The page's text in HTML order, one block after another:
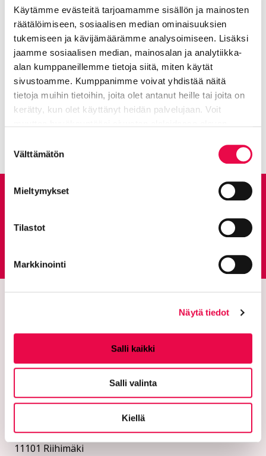
Käytämme evästeitä tarjoamamme sisällön ja mainosten
räätälöimiseen, sosiaalisen median ominaisuuksien
tukemiseen ja kävijämäärämme analysoimiseen. Lisäksi
jaamme sosiaalisen median, mainosalan ja analytiikka-
alan kumppaneillemme tietoja siitä, miten käytät
sivustoamme. Kumppanimme voivat yhdistää näitä
tietoja muihin tietoihin, joita olet antanut heille tai joita on
kerätty, kun olet käyttänyt heidän palvelujaan. Voit
valinta
Välttämätön
Mieltymykset
Tilastot
Markkinointi
Näytä tiedot
Salli kaikki
Salli valinta
Kiellä
Mer om ämnet: Zonindelning
Nuvarande sida
Den byggda miljön
Klicka för att komma åt menyn
Går till en extern sida
Staden Riihimäki
Box 125 (Eteläinen Asemakatu 2)
11101 Riihimäki